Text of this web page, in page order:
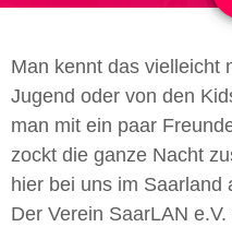
Man kennt das vielleicht
Jugend oder von den
man mit ein paar
zockt die ganze Nacht
hier bei uns im Saarland
Der Verein SaarLAN